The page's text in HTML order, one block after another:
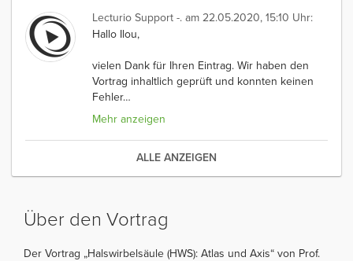
Lecturio Support -. am 22.05.2020, 15:10 Uhr:
Hallo Ilou,
vielen Dank für Ihren Eintrag. Wir haben den
Vortrag inhaltlich geprüft und konnten keinen
Fehler…
Mehr anzeigen
ALLE ANZEIGEN
Über den Vortrag
Der Vortrag „Halswirbelsäule (HWS): Atlas und Axis“ von Prof.